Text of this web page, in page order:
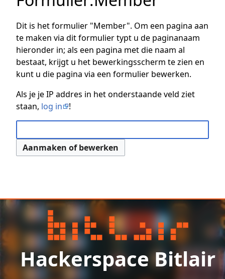
Dit is het formulier "Member". Om een pagina aan
te maken via dit formulier typt u de paginanaam
hieronder in; als een pagina met die naam al
bestaat, krijgt u het bewerkingsscherm te zien en
kunt u die pagina via een formulier bewerken.
Als je je IP addres in het onderstaande veld ziet
staan, log in !
Aanmaken of bewerken
Hackerspace Bitlair